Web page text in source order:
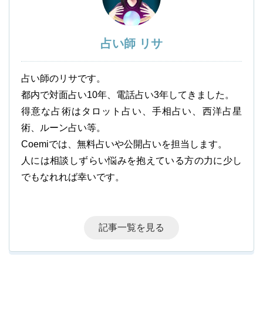
占い師 リサ
占い師のリサです。
都内で対面占い10年、電話占い3年してきました。
得意な占術はタロット占い、手相占い、西洋占星
術、ルーン占い等。
Coemiでは、無料占いや公開占いを担当します。
人には相談しずらい悩みを抱えている方の力に少し
でもなれれば幸いです。
記事一覧を見る